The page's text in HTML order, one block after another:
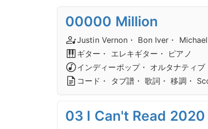
00000 Million
Justin Vernon・ Bon Iver・
ギター・ エレキギター・ ピアノ
インディーポップ・ オルタナティ
コード・ タブ譜・ 歌詞・ 移調・
03 I Can't Read 2020